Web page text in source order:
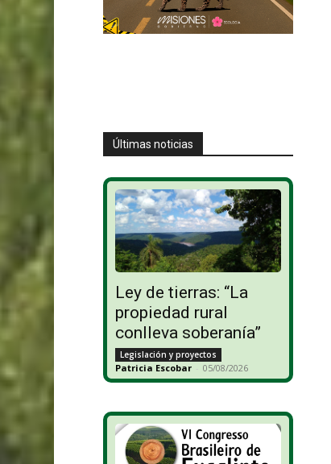
Últimas noticias
Ley de tierras: “La
propiedad rural
conlleva soberanía”
Legislación y proyectos
Patricia Escobar - 05/08/2026